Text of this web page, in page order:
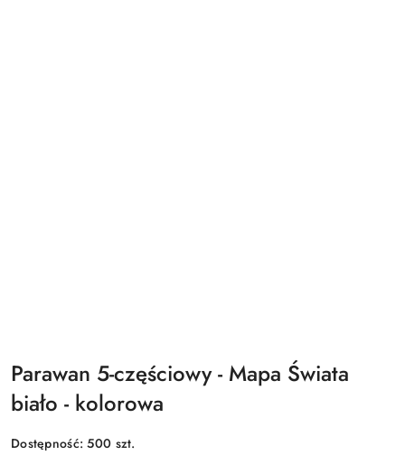
Parawan 5-częściowy - Mapa Świata
biało - kolorowa
Dostępność:500 szt.